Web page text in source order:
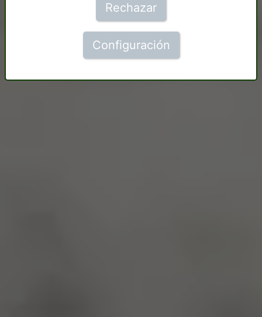
Rechazar
Configuración